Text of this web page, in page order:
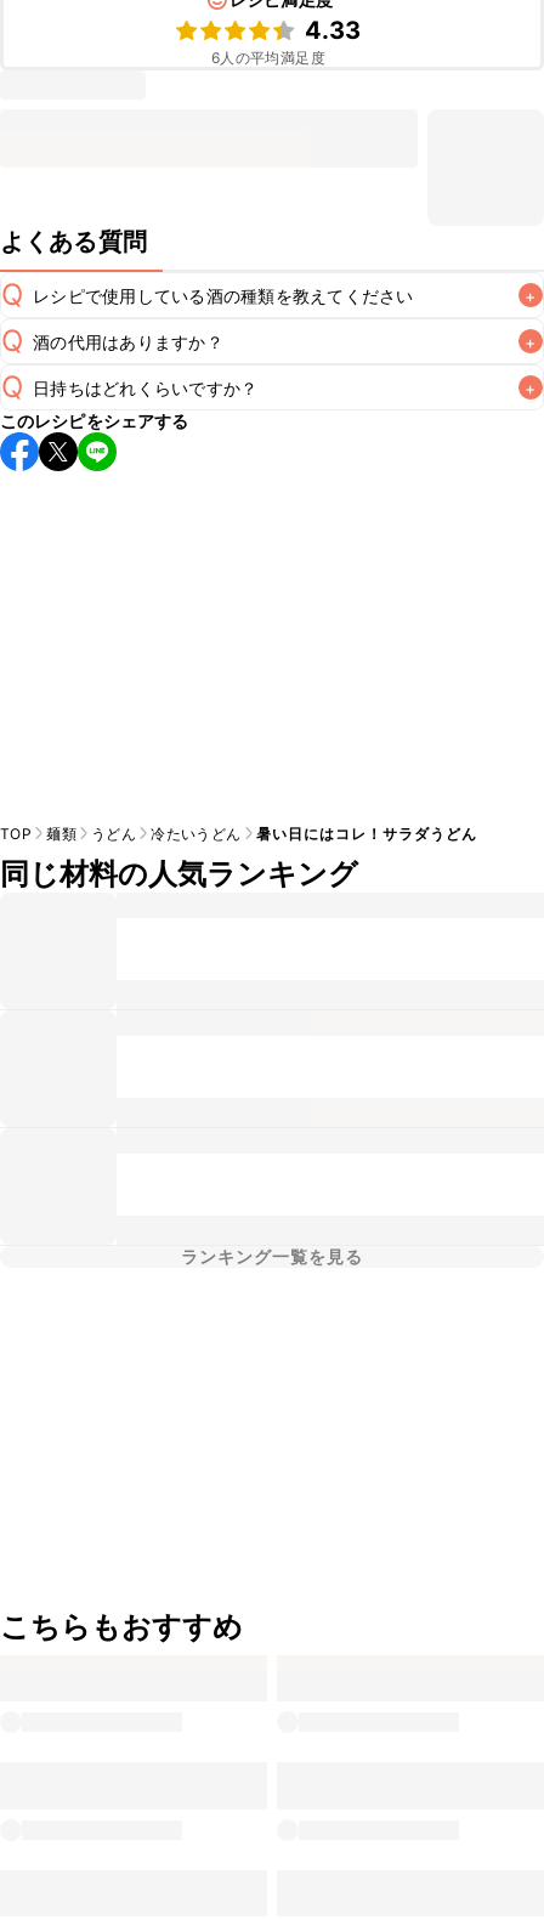
4.33
6人の平均満足度
よくある質問
Q レシピで使用している酒の種類を教えてください +
A
Q 酒の代用はありますか？ +
A
Q 日持ちはどれくらいですか？ +
こちらのレシピは出来たてをお召し上がりいただくことをお
すすめします。
このレシピをシェアする
TOP 麺類 うどん 冷たいうどん 暑い日にはコレ！サラダうどん
同じ材料の人気ランキング
ランキング一覧を見る
こちらもおすすめ